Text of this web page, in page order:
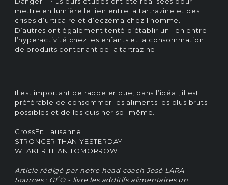
mettre en lumière le lien entre la tartrazine et des
crises d’urticaire et d’eczéma chez l’homme.
D’autres ont également tenté d’établir un lien entre
l’hyperactivité chez les enfants et la consommation
de produits contenant de la tartrazine.
Il est important de rappeler que, dans l’idéal, il est
préférable de consommer les aliments les plus bruts
possibles et de les cuisiner soi-même.
CrossFit Lausanne
STRONGER THAN YESTERDAY
WEAKER THAN TOMORROW
Article rédigé par notre head coach José LARA
Sources : GÉO - livre les additifs alimentaires un